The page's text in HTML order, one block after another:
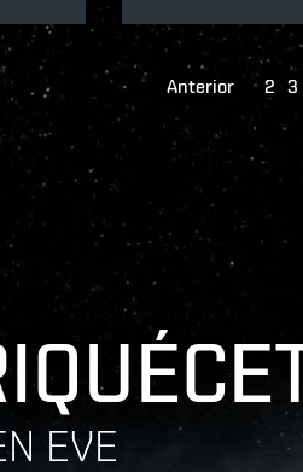
Anterior 2 3
EVE